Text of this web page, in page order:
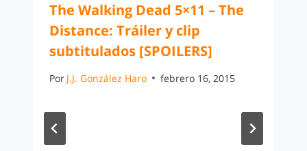
The Walking Dead 5×11 – The
Distance: Tráiler y clip
subtitulados [SPOILERS]
Por J.J. González Haro febrero 16, 2015